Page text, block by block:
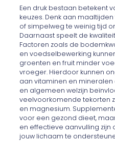
Een druk bestaan betekent
keuzes. Denk aan
of simpelweg te weinig tijd
Daarnaast speelt de
Factoren zoals de
en voedselbewerking
groenten en fruit minder
vroeger. Hierdoor kunnen
aan vitaminen en
en algemeen welzijn
veelvoorkomende tekorten
en magnesium.
voor een gezond dieet,
en effectieve aanvulling zijn
jouw lichaam te